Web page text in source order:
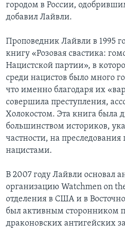
городом в России,
добавил Лайвли.
Проповедник Лайвли в 1995
книгу «Розовая свастика:
Нацистской партии», в
среди нацистов было много
что именно благодаря их
совершила преступления,
Холокостом. Эта книга была
большинством историков,
частности, на преследования
нацистами.
В 2007 году Лайвли основал
организацию Watchmen on
отделения в США и в
был активным сторонником
драконовских антигейских